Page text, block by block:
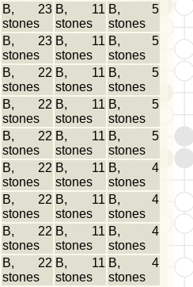
B, 23
stones
B, 11
stones
B, 5
stones
B, 23
stones
B, 11
stones
B, 5
stones
B, 22
stones
B, 11
stones
B, 5
stones
B, 22
stones
B, 11
stones
B, 5
stones
B, 22
stones
B, 11
stones
B, 5
stones
B, 22
stones
B, 11
stones
B, 4
stones
B, 22
stones
B, 11
stones
B, 4
stones
B, 22
stones
B, 11
stones
B, 4
stones
B, 22
stones
B, 11
stones
B, 4
stones